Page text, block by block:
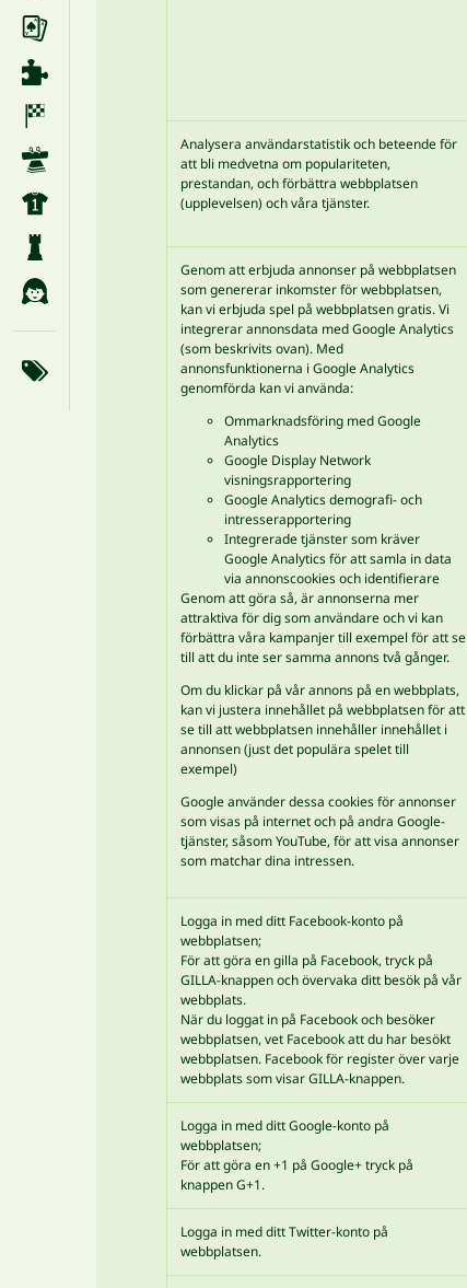
Analysera användarstatistik och beteende för
att bli medvetna om populariteten,
prestandan, och förbättra webbplatsen
(upplevelsen) och våra tjänster.
Genom att erbjuda annonser på webbplatsen
som genererar inkomster för webbplatsen,
kan vi erbjuda spel på webbplatsen gratis. Vi
integrerar annonsdata med Google Analytics
(som beskrivits ovan). Med
annonsfunktionerna i Google Analytics
genomförda kan vi använda:
Ommarknadsföring med Google
Analytics
Google Display Network
visningsrapportering
Google Analytics demografi- och
intresserapportering
Integrerade tjänster som kräver
Google Analytics för att samla in data
via annonscookies och identifierare
Genom att göra så, är annonserna mer
attraktiva för dig som användare och vi kan
förbättra våra kampanjer till exempel för att se
till att du inte ser samma annons två gånger.
Om du klickar på vår annons på en webbplats,
kan vi justera innehållet på webbplatsen för att
se till att webbplatsen innehåller innehållet i
annonsen (just det populära spelet till
exempel)
Google använder dessa cookies för annonser
som visas på internet och på andra Google-
tjänster, såsom YouTube, för att visa annonser
som matchar dina intressen.
Logga in med ditt Facebook-konto på
webbplatsen;
För att göra en gilla på Facebook, tryck på
GILLA-knappen och övervaka ditt besök på vår
webbplats.
När du loggat in på Facebook och besöker
webbplatsen, vet Facebook att du har besökt
webbplatsen. Facebook för register över varje
webbplats som visar GILLA-knappen.
Logga in med ditt Google-konto på
webbplatsen;
För att göra en +1 på Google+ tryck på
knappen G+1.
Logga in med ditt Twitter-konto på
webbplatsen.